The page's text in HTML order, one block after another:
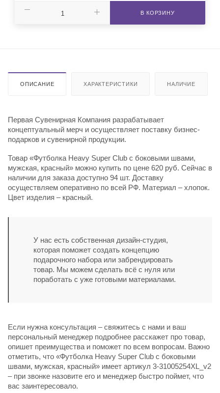
В КОРЗИНУ
ОПИСАНИЕ ХАРАКТЕРИСТИКИ НАЛИЧИЕ
Первая Сувенирная Компания разрабатывает
концептуальный мерч и осуществляет поставку бизнес-
подарков и сувенирной продукции.
Товар «Футболка Heavy Super Club с боковыми швами,
мужская, красный» можно купить по цене 620 руб. Сейчас в
наличии для заказа доступно 94 шт. Доставку
осуществляем оперативно по всей РФ. Материал – хлопок.
Цвет изделия – красный.
У нас есть собственная дизайн-студия,
которая поможет создать концепцию
подарочного набора или забрендировать
товар. Мы можем сделать всё с нуля или
поработать с уже готовыми материалами.
Если нужна консультация – свяжитесь с нами и ваш
персональный менеджер подробнее расскажет про товар,
опишет преимущества и поможет по всем вопросам. Важно
отметить, что «Футболка Heavy Super Club с боковыми
швами, мужская, красный» имеет артикул 3-31005254XL_v2
– при звонке назовите его и менеджер быстро поймет, что
вас заинтересовало.